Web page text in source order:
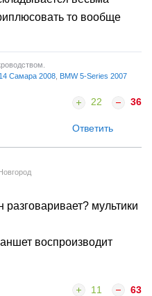
то вообще
Самара 2008 BMW 5-Series 2007
22 36
Ответить
мультики
воспроизводит
11 63